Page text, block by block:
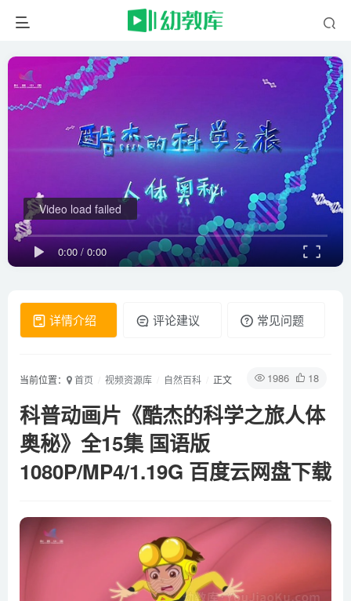
0:00/ 0:00
Video load failed
详情介绍 评论建议 常见问题
1986 18
当前位置： 首页 视频资源库 自然百科 正文
科普动画片《酷杰的科学之旅人体
奥秘》全15集 国语版
1080P/MP4/1.19G 百度云网盘下载